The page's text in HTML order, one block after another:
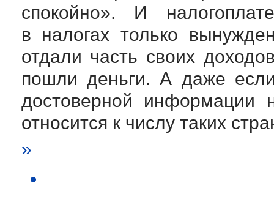
спокойно». И
в налогах только
отдали часть своих
пошли деньги. А даже
достоверной информации
относится к числу таких
»